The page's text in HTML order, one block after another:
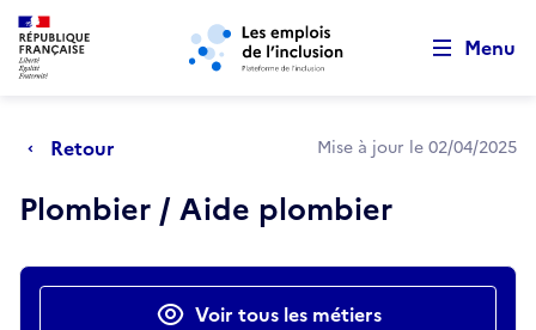
Aller au menu principal Aller au contenu principal
Menu
Retour Mise à jour le 02/04/2025
Plombier / Aide plombier
Actions rapidesVoir tous les métiers
Retour au début de la page
Panneau de gestion des cookies